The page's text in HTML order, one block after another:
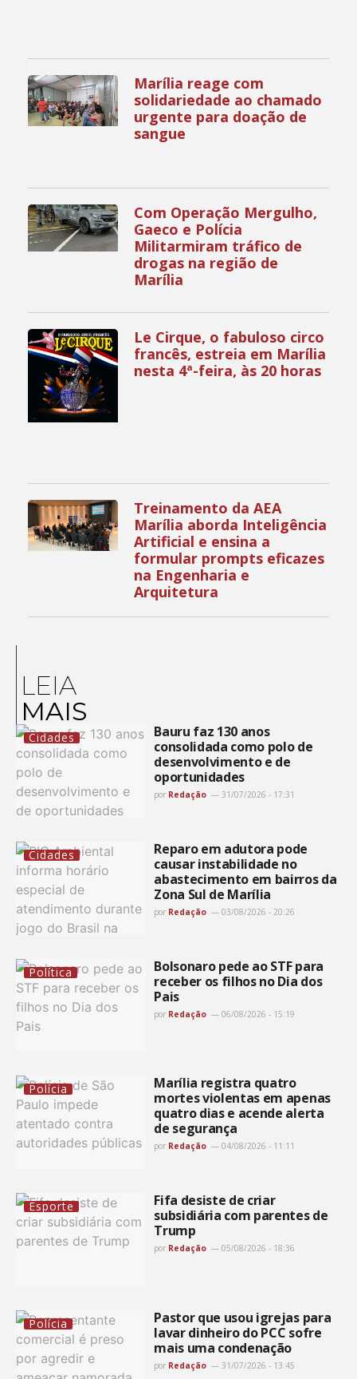
Marília reage com
solidariedade ao chamado
urgente para doação de
sangue
Com Operação Mergulho,
Gaeco e Polícia
Militarmiram tráfico de
drogas na região de
Marília
Le Cirque, o fabuloso circo
francês, estreia em Marília
nesta 4ª-feira, às 20 horas
Treinamento da AEA
Marília aborda Inteligência
Artificial e ensina a
formular prompts eficazes
na Engenharia e
Arquitetura
LEIA
MAIS
Cidades
Bauru faz 130 anos
consolidada como polo de
desenvolvimento e de
oportunidades
por Redação 31/07/2026 - 17:31
Cidades
Reparo em adutora pode
causar instabilidade no
abastecimento em bairros da
Zona Sul de Marília
por Redação 03/08/2026 - 20:26
Política
Bolsonaro pede ao STF para
receber os filhos no Dia dos
Pais
por Redação 06/08/2026 - 15:19
Polícia
Marília registra quatro
mortes violentas em apenas
quatro dias e acende alerta
de segurança
por Redação 04/08/2026 - 11:11
Esporte
Fifa desiste de criar
subsidiária com parentes de
Trump
por Redação 05/08/2026 - 18:36
Polícia
Pastor que usou igrejas para
lavar dinheiro do PCC sofre
mais uma condenação
por Redação 31/07/2026 - 13:45